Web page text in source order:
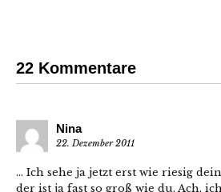
22 Kommentare
Nina
22. Dezember 2011
… Ich sehe ja jetzt erst wie riesig
der ist ja fast so groß wie du. Ach,